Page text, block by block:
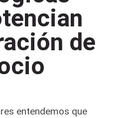
de
entendemos que